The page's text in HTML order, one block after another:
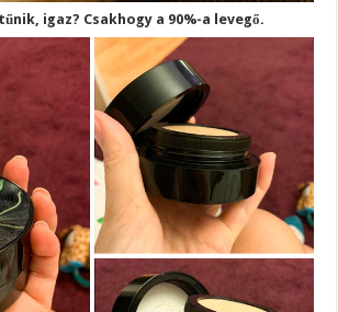
igaz? Csakhogy a 90%-a levegő.